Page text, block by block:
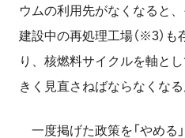
ウムの利用先がなくなると
建設中の再処理工場（※3）
り、核燃料サイクルを軸と
きく見直さねばならなくなる
一度掲げた政策を「やめる